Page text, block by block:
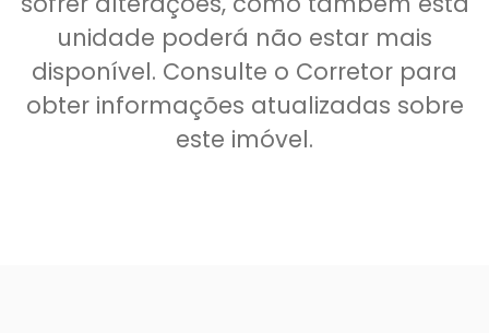
unidade poderá não estar mais
disponível. Consulte o Corretor para
obter informações atualizadas sobre
este imóvel.